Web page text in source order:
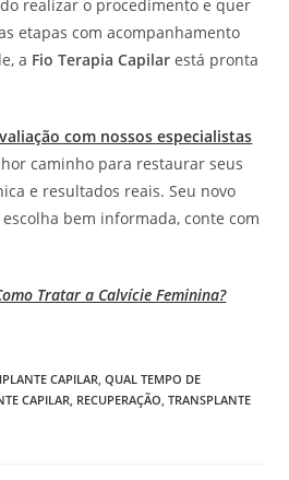
realizar o procedimento e quer
etapas com acompanhamento
a Fio Terapia Capilar está pronta
com nossos especialistas
caminho para restaurar seus
e resultados reais. Seu novo
bem informada, conte com
Tratar a Calvície Feminina?
CAPILAR, QUAL TEMPO DE
CAPILAR, RECUPERAÇÃO, TRANSPLANTE